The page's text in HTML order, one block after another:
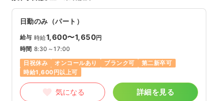
日勤のみ（パート）
給与 時給1,600〜1,650円
時間 8:30～17:00
日祝休み
オンコールあり ブランク可
第二新卒可
時給1,600円以上可
気になる 詳細を見る